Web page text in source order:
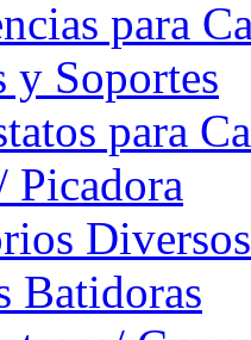
para
y Soportes
para
Picadora
Diversos
Batidoras